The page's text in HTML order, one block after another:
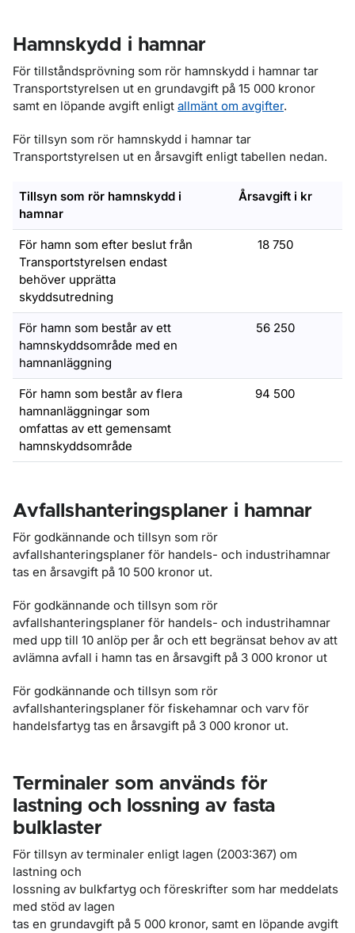
Hamnskydd i hamnar
För tillståndsprövning som rör hamnskydd i hamnar tar
Transportstyrelsen ut en grundavgift på 15 000 kronor
samt en löpande avgift enligt allmänt om avgifter.
För tillsyn som rör hamnskydd i hamnar tar
Transportstyrelsen ut en årsavgift enligt tabellen nedan.
Tillsyn som rör hamnskydd i
hamnar
Årsavgift i kr
För hamn som efter beslut från
Transportstyrelsen endast
behöver upprätta
skyddsutredning
18 750
För hamn som består av ett
hamnskyddsområde med en
hamnanläggning
56 250
För hamn som består av flera
hamnanläggningar som
omfattas av ett gemensamt
hamnskyddsområde
94 500
Avfallshanteringsplaner i hamnar
För godkännande och tillsyn som rör
avfallshanteringsplaner för handels- och industrihamnar
tas en årsavgift på 10 500 kronor ut.
För godkännande och tillsyn som rör
avfallshanteringsplaner för handels- och industrihamnar
med upp till 10 anlöp per år och ett begränsat behov av att
avlämna avfall i hamn tas en årsavgift på 3 000 kronor ut
För godkännande och tillsyn som rör
avfallshanteringsplaner för fiskehamnar och varv för
handelsfartyg tas en årsavgift på 3 000 kronor ut.
Terminaler som används för
lastning och lossning av fasta
bulklaster
För tillsyn av terminaler enligt lagen (2003:367) om
lastning och
lossning av bulkfartyg och föreskrifter som har meddelats
med stöd av lagen
tas en grundavgift på 5 000 kronor, samt en löpande avgift